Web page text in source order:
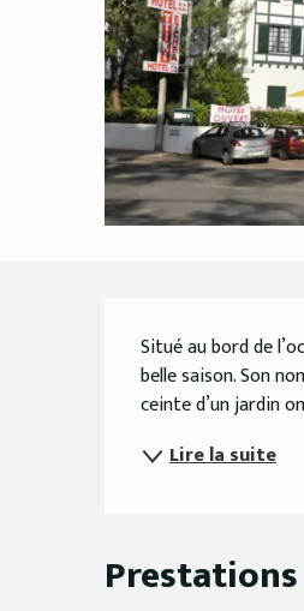
Situé au bord de
belle saison. Son
ceinte d’un jardin
Lire la suite
Prestations